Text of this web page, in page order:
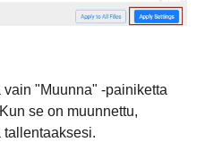
"Muunna" -painiketta
se on muunnettu,
tallentaaksesi.